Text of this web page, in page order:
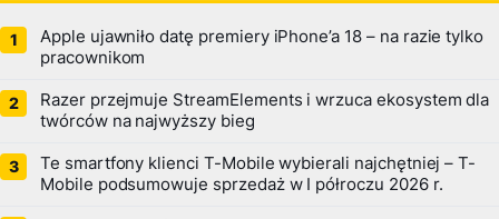
Apple ujawniło datę premiery iPhone’a 18 – na razie tylko
pracownikom
Razer przejmuje StreamElements i wrzuca ekosystem dla
twórców na najwyższy bieg
Te smartfony klienci T-Mobile wybierali najchętniej – T-
Mobile podsumowuje sprzedaż w I półroczu 2026 r.